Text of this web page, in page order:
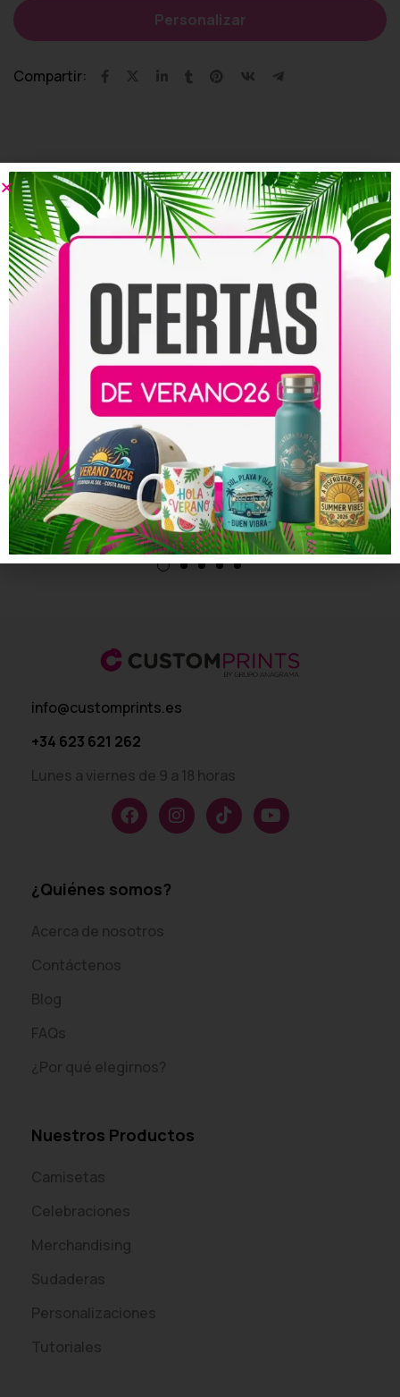
Personalizar
Compartir:
Productos relacionados
Tarjeta de Invitación
Vertical a Boda de Oro 2
58,00 €-114,00€
Tarjeta de Invitación
Cuadrada a Boda 2 – 14.8
x 14.8 cm
69,00€-118,00€
info@customprints.es
+34 623 621 262
Lunes a viernes de 9 a 18 horas
¿Quiénes somos?
Acerca de nosotros
Contáctenos
Blog
FAQs
¿Por qué elegirnos?
Nuestros Productos
Camisetas
Celebraciones
Merchandising
Sudaderas
Personalizaciones
Tutoriales